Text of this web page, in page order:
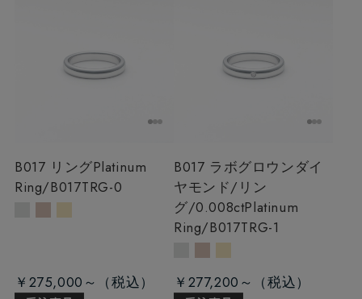
B017 リングPlatinum
Ring/B017TRG-0
￥275,000～
B017 ラボグロウンダイ
ヤモンド/リン
グ/0.008ctPlatinum
Ring/B017TRG-1
￥277,200～